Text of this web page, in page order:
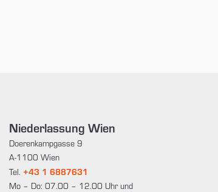
Niederlassung Wien
Doerenkampgasse 9
A-1100 Wien
Tel. +43 1 6887631
Mo – Do: 07.00 – 12.00 Uhr und